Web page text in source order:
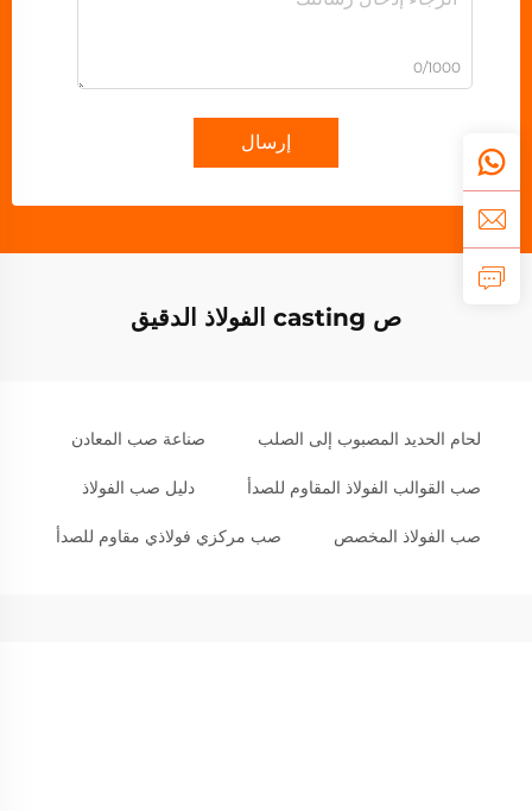
0/1000
إرسال
ص casting الفولاذ الدقيق
لحام الحديد المصبوب إلى الصلب صناعة صب المعادن
صب القوالب الفولاذ المقاوم للصدأ دليل صب الفولاذ
صب الفولاذ المخصص صب مركزي فولاذي مقاوم للصدأ